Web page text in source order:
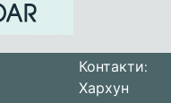
Контакти:
Хархун